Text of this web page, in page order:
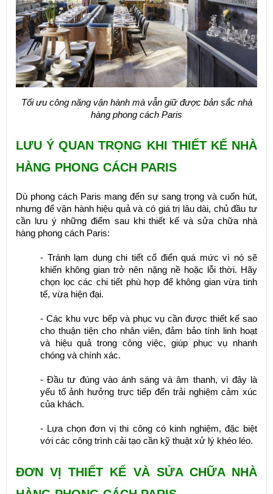
Tối ưu công năng vận hành mà vẫn giữ được bản sắc nhà
hàng phong cách Paris
LƯU Ý QUAN TRỌNG KHI THIẾT KẾ NHÀ
HÀNG PHONG CÁCH PARIS
Dù phong cách Paris mang đến sự sang trọng và cuốn hút,
nhưng để vận hành hiệu quả và có giá trị lâu dài, chủ đầu tư
cần lưu ý những điểm sau khi thiết kế và sửa chữa nhà
hàng phong cách Paris:
- Tránh lạm dụng chi tiết cổ điển quá mức vì nó sẽ
khiến không gian trở nên nặng nề hoặc lỗi thời. Hãy
chọn lọc các chi tiết phù hợp để không gian vừa tinh
tế, vừa hiện đại.
- Các khu vực bếp và phục vụ cần được thiết kế sao
cho thuận tiện cho nhân viên, đảm bảo tính linh hoạt
và hiệu quả trong công việc, giúp phục vụ nhanh
chóng và chính xác.
- Đầu tư đúng vào ánh sáng và âm thanh, vì đây là
yếu tố ảnh hưởng trực tiếp đến trải nghiệm cảm xúc
của khách.
- Lựa chọn đơn vị thi công có kinh nghiệm, đặc biệt
với các công trình cải tạo cần kỹ thuật xử lý khéo léo.
ĐƠN VỊ THIẾT KẾ VÀ SỬA CHỮA NHÀ